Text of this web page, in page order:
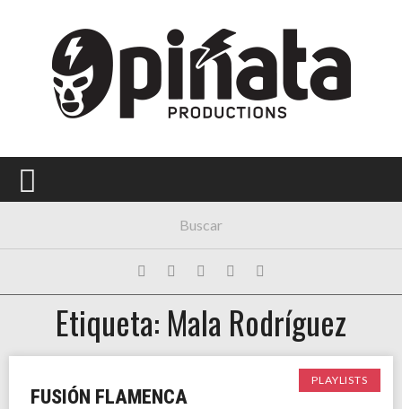
Menú Principal
PORTADA
CONCIERTOS
FESTIVALES
Etiqueta: Mala Rodríguez
PLAYLISTS
FUSIÓN FLAMENCA